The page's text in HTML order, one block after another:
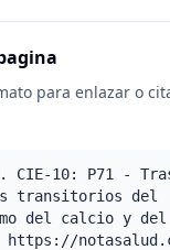
para enlazar o
CIE-10: P71 -
transitorios del
del calcio y del
https://